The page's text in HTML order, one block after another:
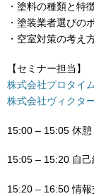
・塗料の種類と特
・塗装業者選びの
・空室対策の考え
【セミナー担当】
株式会社プロタイ
株式会社ヴィクタ
15:00 – 15:05 休憩
15:05 – 15:20 自己
15:20 – 16:50 情報